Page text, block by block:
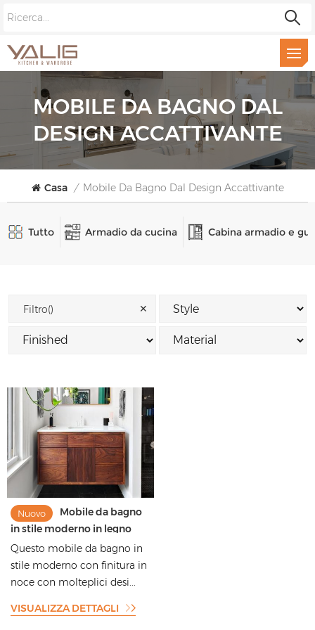
MOBILE DA BAGNO DAL
DESIGN ACCATTIVANTE
Casa / Mobile Da Bagno Dal Design Accattivante
Tutto Armadio da cucina Cabina armadio e
Filtro() ✕
Nuovo
Mobile da bagno
in stile moderno in legno
massello di noce con spazio
di archiviazione
Questo mobile da bagno in
stile moderno con finitura in
noce con molteplici desi...
VISUALIZZA DETTAGLI